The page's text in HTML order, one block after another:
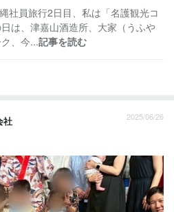
社員旅行2日目、私は「名護観光コ
は、津嘉山酒造所、大家（うふや
、今...記事を読む
社 2025/06/26